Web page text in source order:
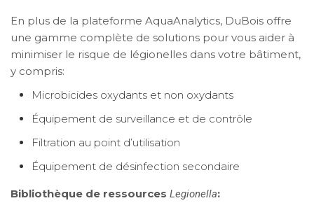
En plus de la plateforme AquaAnalytics, DuBois offre
une gamme complète de solutions pour vous aider à
minimiser le risque de légionelles dans votre bâtiment,
y compris:
Microbicides oxydants et non oxydants
Équipement de surveillance et de contrôle
Filtration au point d’utilisation
Équipement de désinfection secondaire
Bibliothèque de ressources Legionella: